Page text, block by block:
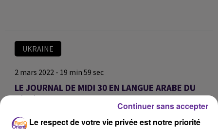
UKRAINE
2 mars 2022 - 19 min 59 sec
LE JOURNAL DE MIDI 30 EN LANGUE ARABE DU
2/03/22
LB
Le respect de votre vie privée est notre priorité
Continuer sans accepter